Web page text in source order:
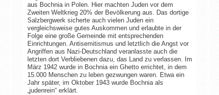
aus Bochnia in Polen. Hier machten Juden vor dem
Zweiten Weltkrieg 20% der Bevölkerung aus. Das dortige
Salzbergwerk sicherte auch vielen Juden ein
vergleichsweise gutes Auskommen und erlaubte in der
Folge eine große Gemeinde mit entsprechenden
Einrichtungen. Antisemitismus und letztlich die Angst vor
Angriffen aus Nazi-Deutschland veranlasste auch die
letzten dort Verbliebenen dazu, das Land zu verlassen. Im
März 1942 wurde in Bochnia ein Ghetto errichtet, in dem
15.000 Menschen zu leben gezwungen waren. Etwa ein
Jahr später, im Oktober 1943 wurde Bochnia als
„judenrein“ erklärt.